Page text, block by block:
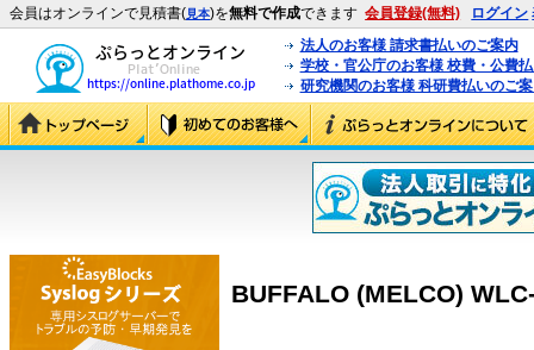
会員はオンラインで見積書(見本)を無料で作成できます 会員登録(無料) ログイン
法人のお客様 請求書払いのご案内
学校・官公庁のお客様 校費・公費
研究機関のお客様 科研費払いのご
BUFFALO (MELCO)